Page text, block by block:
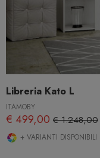
Libreria Kato L
ITAMOBY
€ 499,00 € 1.248,00
+ VARIANTI DISPONIBILI